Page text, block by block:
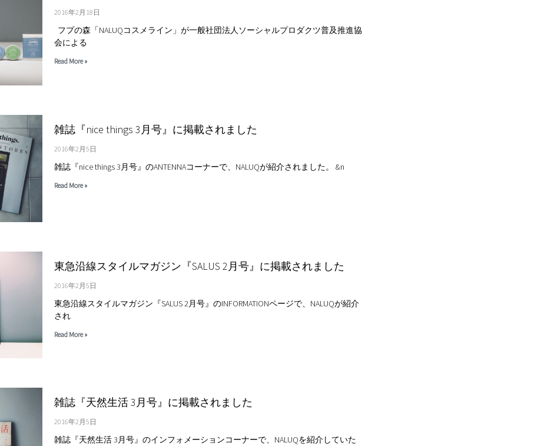
2016年2月18日
フプの森「NALUQコスメライン」が一般社団法人ソーシャルプロダクツ普及推進協
会による
Read More »
雑誌『nice things 3月号』に掲載されました
2016年2月5日
雑誌『nice things 3月号』のANTENNAコーナーで、NALUQが紹介されました。 &n
Read More »
東急沿線スタイルマガジン『SALUS 2月号』に掲載されました
2016年2月5日
東急沿線スタイルマガジン『SALUS 2月号』のINFORMATIONページで、NALUQが紹介
され
Read More »
雑誌『天然生活 3月号』に掲載されました
2016年2月5日
雑誌『天然生活 3月号』のインフォメーションコーナーで、NALUQを紹介していた